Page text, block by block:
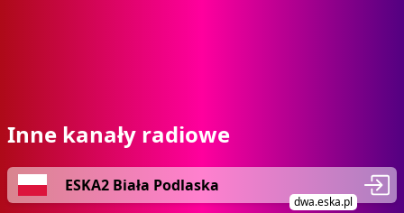
Inne kanały radiowe
ESKA2 Biała Podlaska
dwa.eska.pl